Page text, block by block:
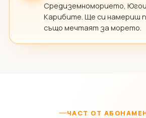
Средиземноморието,
Карибите. Ще си намериш
също мечтаят за морето.
ЧАСТ ОТ